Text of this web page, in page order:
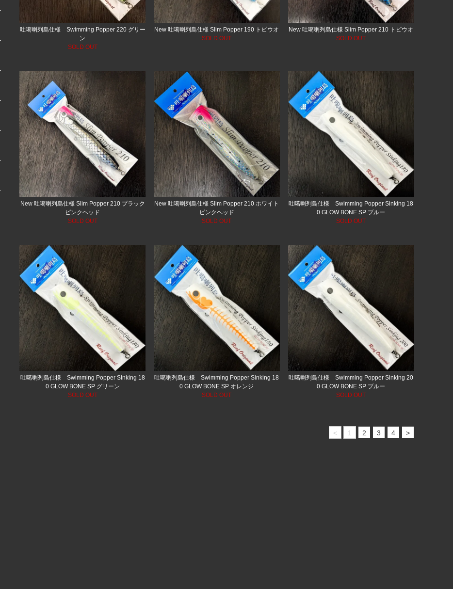
吐噶喇列島仕様 Swimming Popper 220 グリー
ン
SOLD OUT
New 吐噶喇列島仕様 Slim Popper 190 トビウオ
SOLD OUT
New 吐噶喇列島仕様 Slim Popper 210 トビウオ
SOLD OUT
New 吐噶喇列島仕様 Slim Popper 210 プラック
ピンクヘッド
SOLD OUT
New 吐噶喇列島仕様 Slim Popper 210 ホワイト
ピンクヘッド
SOLD OUT
吐噶喇列島仕様 Swimming Popper Sinking 18
0 GLOW BONE SP ブルー
SOLD OUT
吐噶喇列島仕様 Swimming Popper Sinking 18
0 GLOW BONE SP グリーン
SOLD OUT
吐噶喇列島仕様 Swimming Popper Sinking 18
0 GLOW BONE SP オレンジ
SOLD OUT
吐噶喇列島仕様 Swimming Popper Sinking 20
0 GLOW BONE SP ブルー
SOLD OUT
< 1 2 3 4 >